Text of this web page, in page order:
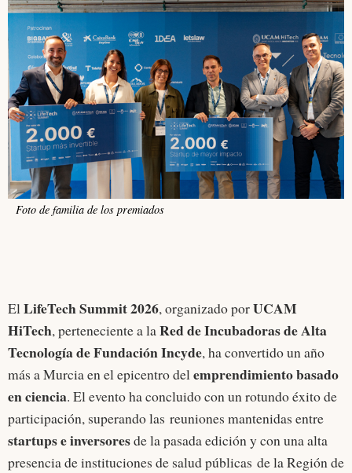
Foto de familia de los premiados
ElLifeTech Summit 2026, organizado porUCAM
HiTech, perteneciente a laRed de Incubadoras de Alta
Tecnología de Fundación Incyde, ha convertido un año
más a Murcia en el epicentro delemprendimiento basado
en ciencia. El evento ha concluido con un rotundo éxito de
participación, superando las reuniones mantenidas entre
startups e inversoresde la pasada edición y con una alta
presencia de instituciones de salud públicas de la Región de